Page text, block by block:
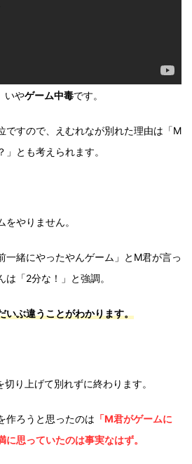
いやゲーム中毒です。
ですので、えむれなが別れた理由は「M
とも考えられます。
やりません。
一緒にやったやんゲーム」とM君が言っ
「2分な！」と強調。
いぶ違うことがわかります。
り上げて別れずに終わります。
作ろうと思ったのは 「M君がゲームに
思っていたのは事実なはず。